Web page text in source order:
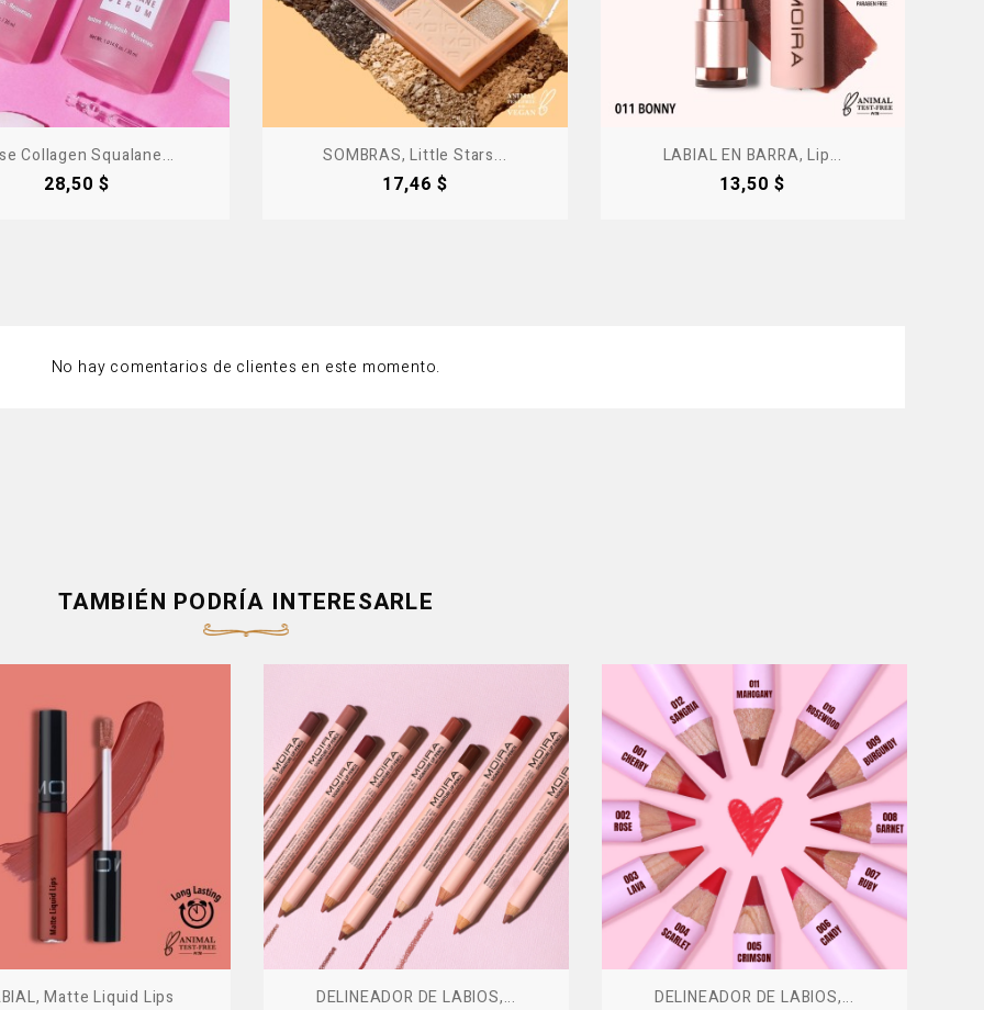
Collagen Squalane...
Precio
28,50 $
SOMBRAS, Little Stars...
Precio
17,46 $
LABIAL EN BARRA, Lip...
Precio
13,50 $
No hay comentarios de clientes en este momento.
TAMBIÉN PODRÍA INTERESARLE
Matte Liquid Lips DELINEADOR DE LABIOS,... DELINEADOR DE LABIOS,...